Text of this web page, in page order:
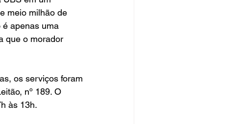
meio milhão de
é apenas uma
que o morador
os serviços foram
nº 189. O
às 13h.